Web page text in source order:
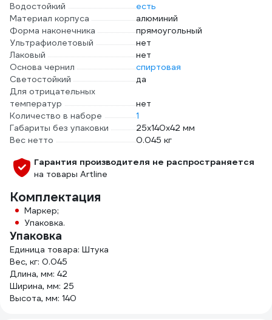
Водостойкий
есть
Материал корпуса
алюминий
Форма наконечника
прямоугольный
Ультрафиолетовый
нет
Лаковый
нет
Основа чернил
спиртовая
Светостойкий
да
Для отрицательных
температур
нет
Количество в наборе
1
Габариты без упаковки
25х140х42 мм
Вес нетто
0.045 кг
Гарантия производителя не распространяется
на товары Artline
Комплектация
Маркер;
Упаковка.
Упаковка
Единица товара: Штука
Вес, кг: 0.045
Длина, мм: 42
Ширина, мм: 25
Высота, мм: 140